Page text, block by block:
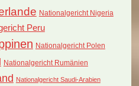
Nationalgericht Nigeria
Peru
Nationalgericht Polen
Nationalgericht Rumänien
Nationalgericht Saudi-Arabien